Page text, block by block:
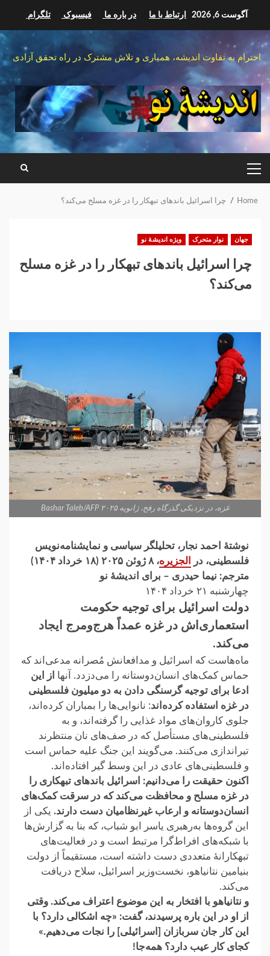
content
آگوست 6, 2026 ارتباط با ما در باره ما فیسبوک تلگرام
احترام به تفاوت اندیشه، همیاری و تلاش مشترک در راه تحقق آزادی
PRIMARY
MENU
Home چرا اسرائیل باندهای تبهکار را در غزه مسلح می‌کند؟
جهان نوار متحرک ویژه اندیشهٔ نو
چرا اسرائیل باندهای تبهکار را در غزه مسلح
می‌کند؟
غزه، در نزدیکی گذرگاه رفح، ژانویه ۲۰۲۵ Bashar Taleb/AFP
نوشتهٔ احمد نجار، تحلیلگر سیاسی و نمایشنامه‌نویس
فلسطینی، در
الجزیره، ۸ ژوئن ۲۰۲۵ (۱۸ خرداد ۱۴۰۴)‏
مترجم: نیما حیدری – برای اندیشهٔ نو
چهارشنبه ۲۱ خرداد ۱۴۰۴
دولت اسرائیل برای توجیه حکومت
استعماری‌اش در غزه عمداً هرج‌ومرج ایجاد
‏می‌کند.‏
ماه‌هاست که اسرائیل و مدافعانش مُصرانه مدعی‌اند که
حماس کمک‌های انسان‌دوستانه را ‏می‌دزدد. آنها از این
ادعا برای توجیه گرسنگی دادن به دو میلیون فلسطینی
در غزه استفاده ‏کرده‌اند: نانوایی‌ها را بمباران کرده‌اند،
جلوی کاروان‌های مواد غذایی را گرفته‌اند، و به
‏فلسطینی‌های مستأصل که در صف‌های نان منتظرند
تیراندازی می‌کنند. می‌گویند این جنگ علیه ‏حماس است
و فلسطینی‌های عادی در این وسط گیر افتاده‌اند.‏
اکنون حقیقت را می‌دانیم: اسرائیل باندهای تبهکاری را
در غزه مسلح و محافظت می‌کند که در ‏سرقت کمک‌های
انسان‌دوستانه و ارعاب غیرنظامیان دست دارند. یکی از
این گروه‌ها به‌رهبری ‏یاسر ابو شباب، که بنا به گزارش‌ها
با شبکه‌های افراط‌گرا مرتبط است و در فعالیت‌های
تبهکارانهٔ ‏متعددی دست داشته است، مستقیماً از دولت
بنیامین نتانیاهو، نخست‌وزیر اسرائیل، سلاح دریافت
‏می‌کند.‏
و نتانیاهو با افتخار به این موضوع اعتراف می‌کند. وقتی
از او در این باره پرسیدند، گفت: «چه ‏اشکالی دارد؟ با
این کار جان سربازان [اسرائیلی] را نجات می‌دهیم.»‏
کجای کار عیب دارد؟ همه‌جا!‏